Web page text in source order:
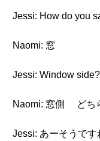
Jessi: How do you
Naomi: 窓
Jessi: Window side?
Naomi: 窓側 どち
Jessi: あーそうです